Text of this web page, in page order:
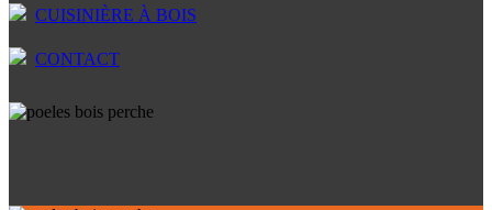
CUISINIÈRE À BOIS
CONTACT